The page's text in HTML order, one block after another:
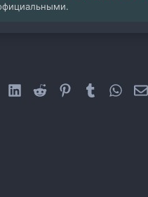
LinkedInReddit PinterestTumblr